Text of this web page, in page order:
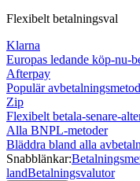
Flexibelt betalningsval
Klarna
Europas ledande köp-nu-
Afterpay
Populär
Zip
Flexibelt betala-senare-
Alla BNPL-metoder
Bläddra bland alla
Snabblänkar:
landBetalningsvalutor